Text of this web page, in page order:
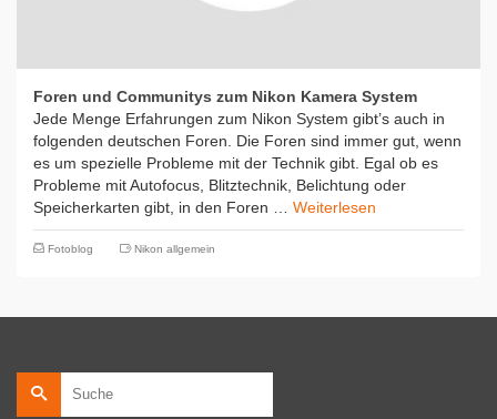
Foren und Communitys zum Nikon Kamera System
Jede Menge Erfahrungen zum Nikon System gibt’s auch in
folgenden deutschen Foren. Die Foren sind immer gut, wenn
es um spezielle Probleme mit der Technik gibt. Egal ob es
Probleme mit Autofocus, Blitztechnik, Belichtung oder
Speicherkarten gibt, in den Foren … Weiterlesen
Fotoblog Nikon allgemein
Suche
nach: